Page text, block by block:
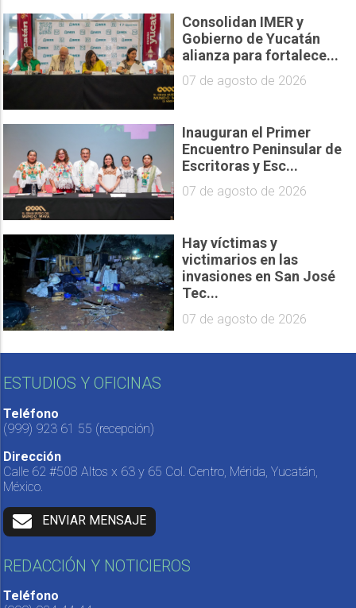
Consolidan IMER y
Gobierno de Yucatán
alianza para fortalece...
07 de agosto de 2026
Inauguran el Primer
Encuentro Peninsular de
Escritoras y Esc...
07 de agosto de 2026
Hay víctimas y
victimarios en las
invasiones en San José
Tec...
07 de agosto de 2026
ESTUDIOS Y OFICINAS
Teléfono
(999) 923 61 55 (recepción)
Dirección
Calle 62 #508 Altos x 63 y 65 Col. Centro, Mérida, Yucatán,
México.
ENVIAR MENSAJE
REDACCIÓN Y NOTICIEROS
Teléfono